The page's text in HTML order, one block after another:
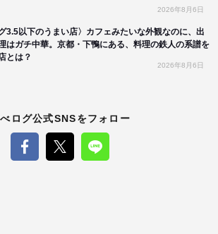
2026年8月6日
3.5以下のうまい店〉カフェみたいな外観なのに、出
はガチ中華。京都・下鴨にある、料理の鉄人の系譜を
とは？
2026年8月6日
ログ公式SNSをフォロー